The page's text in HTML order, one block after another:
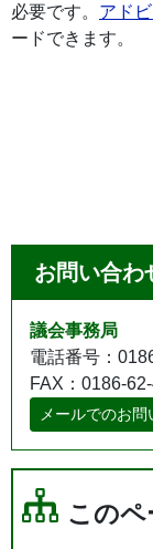
必要です。 アド
ードできます。
お問い合わ
議会事務局
電話番号：
FAX：0186-
メールでのお
このペ